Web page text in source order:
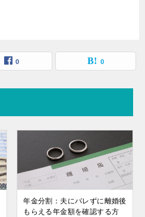
0 0
年金分割：夫にバレずに離婚後
もらえる年金額を確認する方